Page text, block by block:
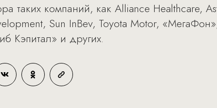
таких компаний, как Alliance Healthcare,
Sun InBev, Toyota Motor,
Кэпитал» и других.